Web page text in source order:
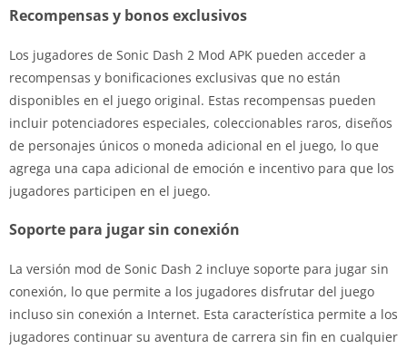
Recompensas y bonos exclusivos
Los jugadores de Sonic Dash 2 Mod APK pueden acceder a
recompensas y bonificaciones exclusivas que no están
disponibles en el juego original. Estas recompensas pueden
incluir potenciadores especiales, coleccionables raros, diseños
de personajes únicos o moneda adicional en el juego, lo que
agrega una capa adicional de emoción e incentivo para que los
jugadores participen en el juego.
Soporte para jugar sin conexión
La versión mod de Sonic Dash 2 incluye soporte para jugar sin
conexión, lo que permite a los jugadores disfrutar del juego
incluso sin conexión a Internet. Esta característica permite a los
jugadores continuar su aventura de carrera sin fin en cualquier